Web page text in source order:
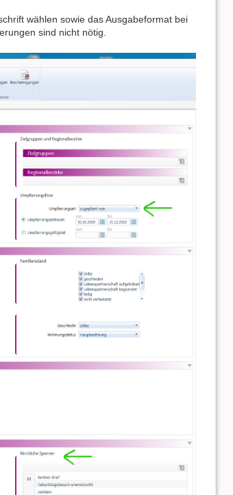
wählen sowie das Ausgabeformat bei
sind nicht nötig.